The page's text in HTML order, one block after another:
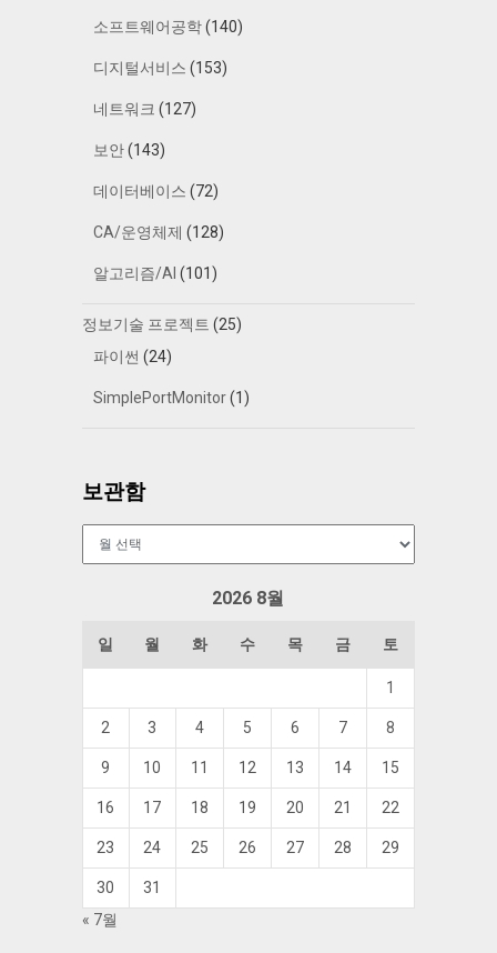
소프트웨어공학(140)
디지털서비스 (153)
네트워크 (127)
보안(143)
데이터베이스 (72)
CA/운영체제 (128)
알고리즘/AI (101)
정보기술 프로젝트 (25)
파이썬 (24)
SimplePortMonitor(1)
보관함
2026 8월
일 월 화 수 목 금 토
1
2 3 4 5 6 7 8
9 10 11 12 13 14 15
16 17 18 19 20 21 22
23 24 25 26 27 28 29
30
31
« 7월